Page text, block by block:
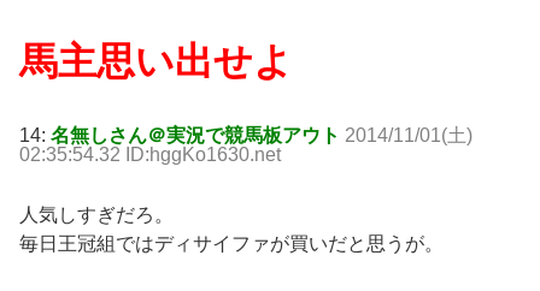
馬主思い出せよ
14: 名無しさん＠実況で競馬板アウト 2014/11/01(土)
02:35:54.32 ID:hggKo1630.net
人気しすぎだろ。
毎日王冠組ではディサイファが買いだと思うが。